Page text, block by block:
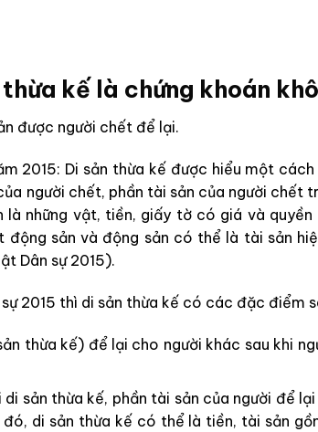
kế là chứng khoán
được người chết để lại.
2015: Di sản thừa kế được hiểu một
người chết, phần tài sản của người chết
những vật, tiền, giấy tờ có giá và quyền
động sản và động sản có thể là tài sản
Dân sự 2015).
2015 thì di sản thừa kế có các đặc điểm
thừa kế) để lại cho người khác sau khi
sản thừa kế, phần tài sản của người để
di sản thừa kế có thể là tiền, tài sản